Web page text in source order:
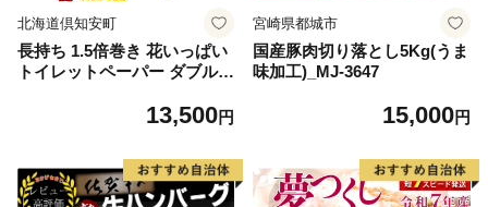
北海道倶知安町
長持ち 1.5倍巻き 花いっぱい
トイレットペーパー ダブル 4
プリント ハーブ 香り付き 日
品 備蓄 送料無料 北海道 倶知
安町 日用品
13,500円
宮崎県都城市
国産豚肉切り落とし5Kg(うま
味加工)_MJ-3647
15,000円